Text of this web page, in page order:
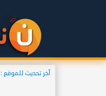
آخر تحديث للموقع :